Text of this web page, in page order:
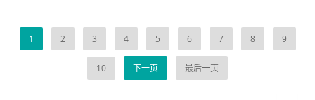
1 2 3 4 5 6 7 8 9
10 下一页 最后一页